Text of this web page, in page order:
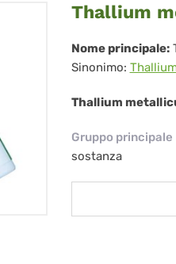
Thallium
Nome principale:
Sinonimo:
Thallium
Gruppo principale
sostanza